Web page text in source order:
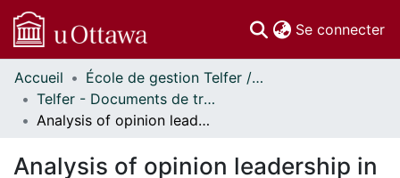
Se connecter
Communautés
et collections
Parcourir
Accueil
École de gestion Telfer // Telfer School of Management
Telfer - Documents de travail // Telfer - Working Papers
Analysis of opinion leadership in judgmental forecasting: regression models and perceptual measures
Analysis of opinion leadership in